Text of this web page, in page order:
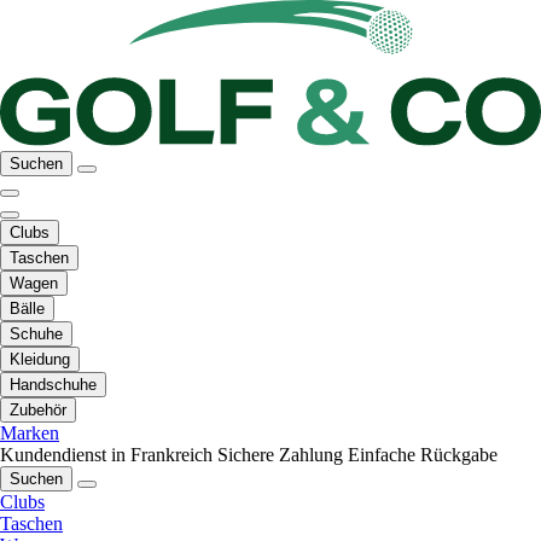
Suchen
Clubs
Taschen
Wagen
Bälle
Schuhe
Kleidung
Handschuhe
Zubehör
Marken
Kundendienst in Frankreich Sichere Zahlung Einfache Rückgabe
Suchen
Clubs
Taschen